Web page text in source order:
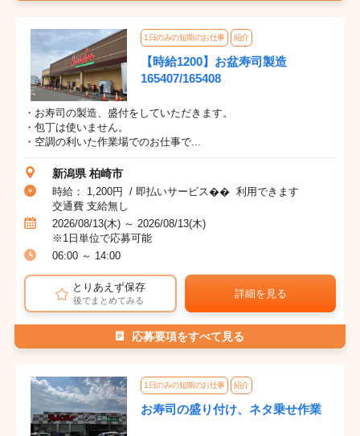
1日のみの短期のお仕事 紹介
【時給1200】お盆寿司製造
165407/165408
・お寿司の製造、盛付をしていただきます。
・包丁は使いません。
・空調の利いた作業場でのお仕事で...
新潟県 柏崎市
時給： 1,200円 / 即払いサービス�� 利用できます
交通費 支給無し
2026/08/13(木) ～ 2026/08/13(木)
※1日単位で応募可能
06:00 ～ 14:00
とりあえず保存
後でまとめてみる
詳細を見る
応募要項をすべて見る
1日のみの短期のお仕事 紹介
お寿司の盛り付け、ネタ乗せ作業